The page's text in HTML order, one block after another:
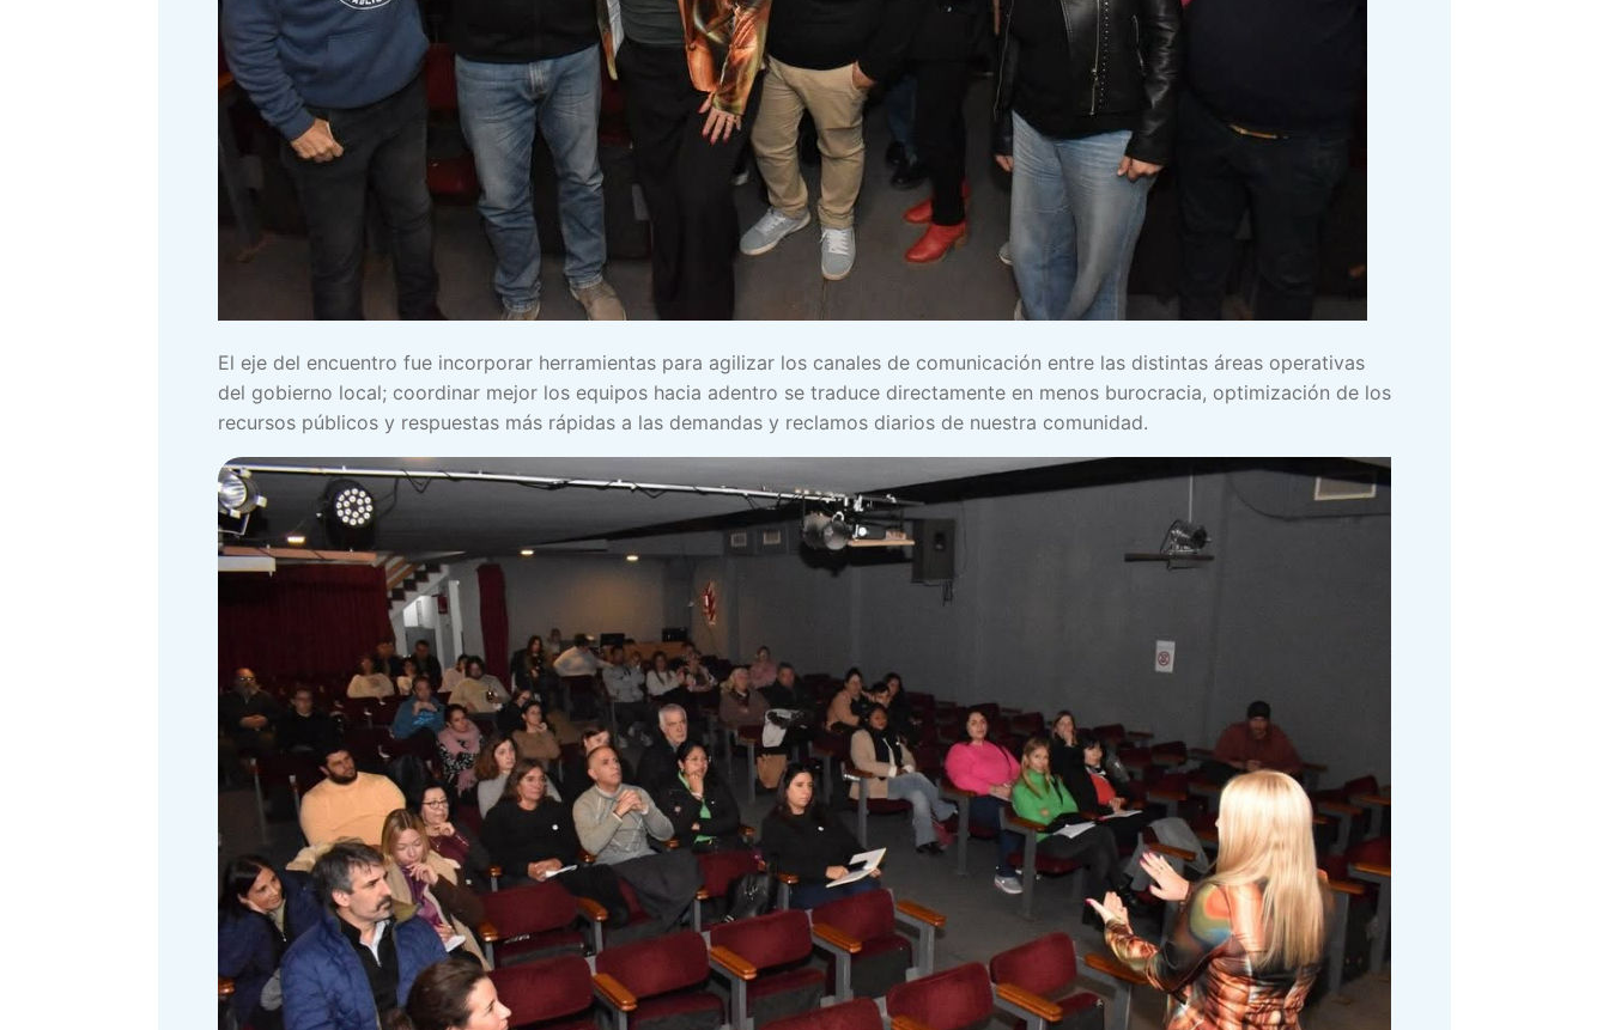
El eje del encuentro fue incorporar herramientas para agilizar los canales de comunicación entre las distintas áreas operativas
del gobierno local; coordinar mejor los equipos hacia adentro se traduce directamente en menos burocracia, optimización de los
recursos públicos y respuestas más rápidas a las demandas y reclamos diarios de nuestra comunidad.